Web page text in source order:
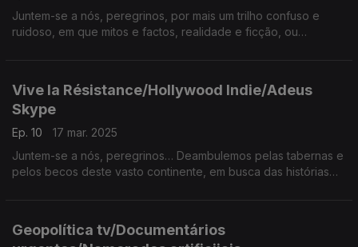
Juntem-se a nós, peregrinos, por mais um trilho confuso e
ruidoso, em que mitos e factos, realidade e ficção, ou
Vive la Résistance/Hollywood Indie/Adeus
Skype
Ep. 10
17 mar. 2025
Juntem-se a nós, peregrinos… Deambulemos pelas tabernas e
pelos becos deste vasto continente, em busca das histórias
Geopolítica tv/Documentários